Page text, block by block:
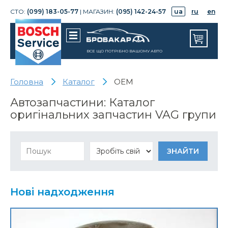
СТО: (099) 183-05-77 | МАГАЗИН: (095) 142-24-57 ua ru en
ВСЕ ЩО ПОТРІБНО ВАШОМУ АВТО
Головна Каталог OEM
Автозапчастини: Каталог
оригінальних запчастин VAG групи
Нові надходження
Корпус механизма изменен. фаз